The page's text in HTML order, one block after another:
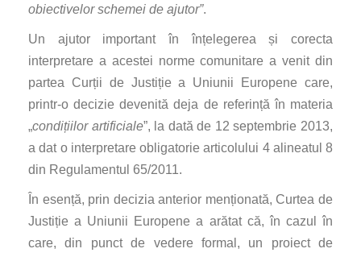
obiectivelor schemei de ajutor”.
Un ajutor important în înțelegerea și corecta
interpretare a acestei norme comunitare a venit din
partea Curții de Justiție a Uniunii Europene care,
printr-o decizie devenită deja de referință în materia
„condițiilor artificiale”, la dată de 12 septembrie 2013,
a dat o interpretare obligatorie articolului 4 alineatul 8
din Regulamentul 65/2011.
În esență, prin decizia anterior menționată, Curtea de
Justiție a Uniunii Europene a arătat că, în cazul în
care, din punct de vedere formal, un proiect de